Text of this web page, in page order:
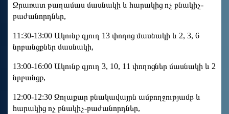
Ջրառատ թաղամաս մասնակի և հարակից ոչ բնակիչ-
բաժանորդներ,
11:30-13:00 Ակունք գյուղ 13 փողոց մասնակի և 2, 3, 6
նրբանցքներ մասնակի,
13:00-16:00 Ակունք գյուղ 3, 10, 11 փողոցներ մասնակի և 2
նրբանցք,
12:00-12:30 Զոլաքար բնակավայրն ամբողջությամբ և
հարակից ոչ բնակիչ-բաժանորդներ,